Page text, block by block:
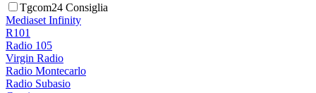
Tgcom24 Consiglia
Mediaset Infinity
R101
Radio 105
Virgin Radio
Radio Montecarlo
Radio Subasio